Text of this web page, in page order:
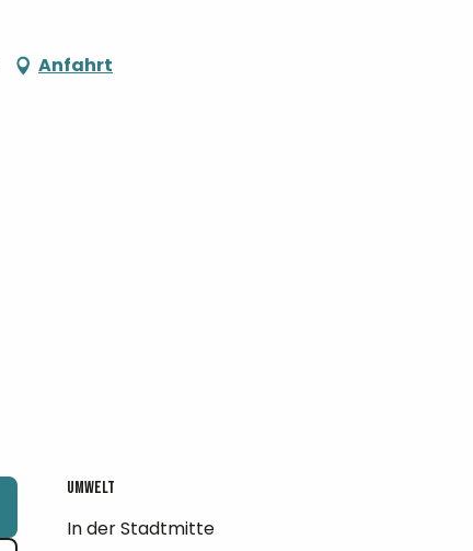
Anfahrt
Umwelt
Umwelt
In der Stadtmitte